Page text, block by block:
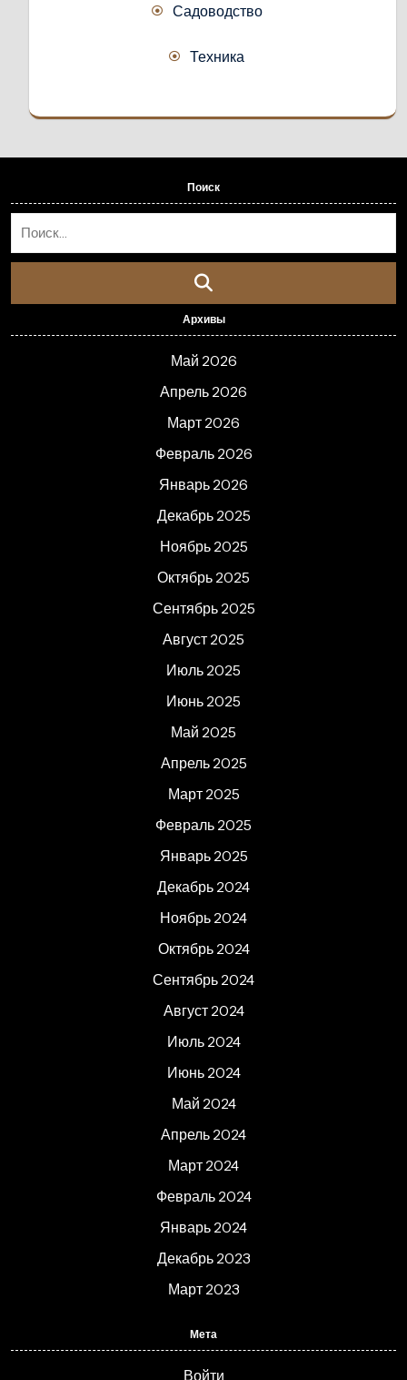
Садоводство
Техника
Поиск
Архивы
Май 2026
Апрель 2026
Март 2026
Февраль 2026
Январь 2026
Декабрь 2025
Ноябрь 2025
Октябрь 2025
Сентябрь 2025
Август 2025
Июль 2025
Июнь 2025
Май 2025
Апрель 2025
Март 2025
Февраль 2025
Январь 2025
Декабрь 2024
Ноябрь 2024
Октябрь 2024
Сентябрь 2024
Август 2024
Июль 2024
Июнь 2024
Май 2024
Апрель 2024
Март 2024
Февраль 2024
Январь 2024
Декабрь 2023
Март 2023
Мета
Войти